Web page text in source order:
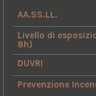
AA.SS.LL.
Livello di
8h)
DUVRI
Prevenzione